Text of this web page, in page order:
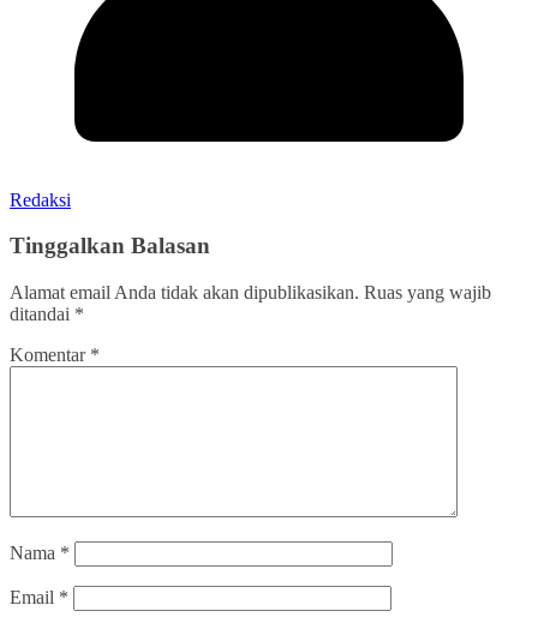
Redaksi
Tinggalkan Balasan
Alamat email Anda tidak akan dipublikasikan. Ruas yang wajib
ditandai *
Komentar *
Nama *
Email *